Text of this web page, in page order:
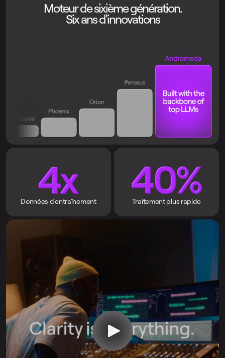
Moteur de sixième génération.
Six ans d'innovations
Données d'entraînement Traitement plus rapide